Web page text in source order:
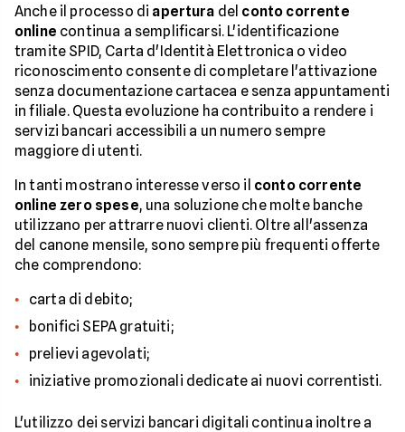
Anche il processo di apertura del conto corrente
online continua a semplificarsi. L'identificazione
tramite SPID, Carta d'Identità Elettronica o video
riconoscimento consente di completare l'attivazione
senza documentazione cartacea e senza appuntamenti
in filiale. Questa evoluzione ha contribuito a rendere i
servizi bancari accessibili a un numero sempre
maggiore di utenti.
In tanti mostrano interesse verso il conto corrente
online zero spese, una soluzione che molte banche
utilizzano per attrarre nuovi clienti. Oltre all'assenza
del canone mensile, sono sempre più frequenti offerte
che comprendono:
carta di debito;
bonifici SEPA gratuiti;
prelievi agevolati;
iniziative promozionali dedicate ai nuovi correntisti.
L'utilizzo dei servizi bancari digitali continua inoltre a